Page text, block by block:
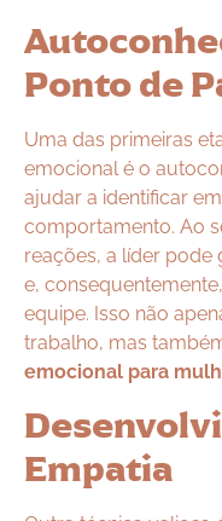
Ponto de
Uma das primeiras
emocional é o
ajudar a identificar
comportamento. Ao
reações, a líder pode
e,
equipe. Isso não
trabalho, mas
emocional para
Empatia